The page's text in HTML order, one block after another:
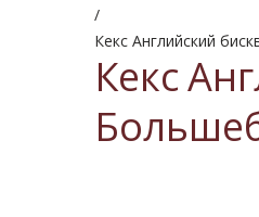
/
Кекс Английский
Кекс